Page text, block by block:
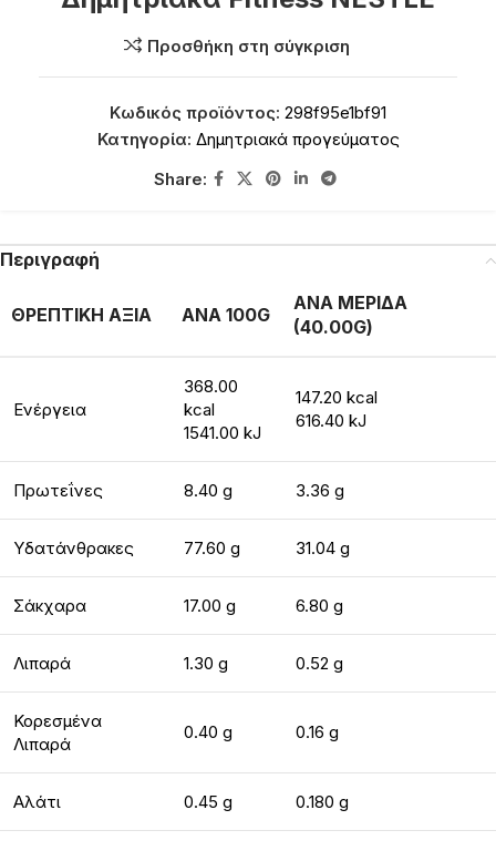
Προσθήκη στη σύγκριση
Κωδικός προϊόντος: 298f95e1bf91
Κατηγορία: Δημητριακά προγεύματος
Share:
Περιγραφή
ΘΡΕΠΤΙΚΗ ΑΞΙΑ ΑΝΑ 100G
ΑΝΑ ΜΕΡΙΔΑ
(40.00G)
Ενέργεια
368.00
kcal
1541.00 kJ
147.20 kcal
616.40 kJ
Πρωτεΐνες 8.40 g 3.36 g
Υδατάνθρακες 77.60 g 31.04 g
Σάκχαρα 17.00 g 6.80 g
Λιπαρά 1.30 g 0.52 g
Κορεσμένα
Λιπαρά
0.40 g 0.16 g
Αλάτι 0.45 g 0.180 g